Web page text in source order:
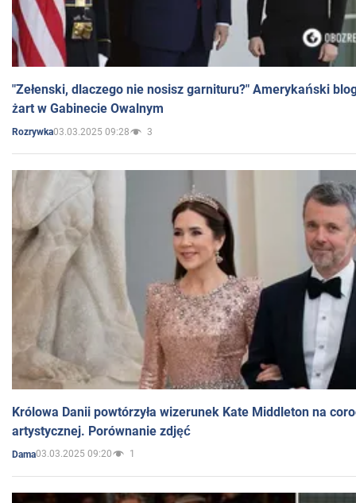
"Zełenski, dlaczego nie nosisz garnituru?" Amerykański
żart w Gabinecie Owalnym
Rozrywka03.03.2025 09:28 3
Królowa Danii powtórzyła wizerunek Kate Middleton na
artystycznej. Porównanie zdjęć
Dama03.03.2025 09:20 1